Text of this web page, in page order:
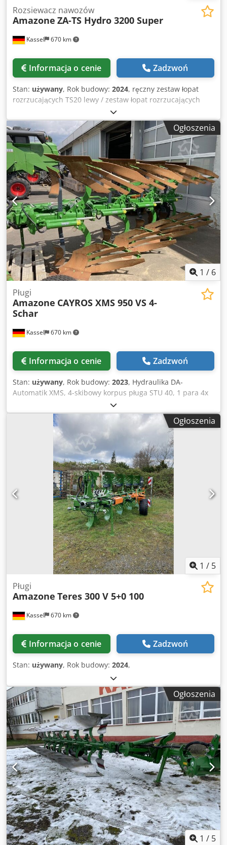
Kassel 670 km
Rozsiewacz nawozów
Amazone ZA-TS Hydro 3200 Super
Informacja o cenie Zadzwoń
Stan: używany, Rok budowy: 2024, ręczny zestaw łopat
rozrzucających TS20 lewy / zestaw łopat rozrzucających
TS20 prawy napęd hydrauliczny lewy z AutoTS i
FlowControl ProfiSPro napęd hydrauliczny prawy z AutoTS i
FlowControl ProfiSPro główna tarcza lewa z AutoTS / główna
tarcza prawa Chedotrdzwepfx Anmoa
Ogłoszenia
1 / 6
Kassel 670 km
Pługi
Amazone CAYROS XMS 950 VS 4-
Schar
Informacja o cenie Zadzwoń
Stan: używany, Rok budowy: 2023, Hydraulika DA-
Automatik XMS, 4-skibowy korpus pługa STU 40, 1 para 4x
lemieszy 430 HD, 1 para ochraniaczy odkładni, 1 para 4x
przedpłużków M0 RH65-85, kroje tarczowe DM 500 do
hydraulicznego ciężkiego bezpiecznika kamieni z wahliwym
kołem podporowym DM680. Csdpfx Ajtvf Rwsnmjha
Ogłoszenia
1 / 5
Kassel 670 km
Pługi
Amazone Teres 300 V 5+0 100
Informacja o cenie Zadzwoń
Stan: używany, Rok budowy: 2024,
Ogłoszenia
1 / 5